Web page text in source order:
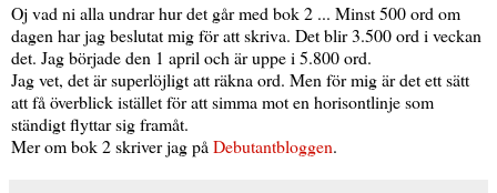
Oj vad ni alla undrar hur det går med bok 2 ... Minst 500 ord om
dagen har jag beslutat mig för att skriva. Det blir 3.500 ord i veckan
det. Jag började den 1 april och är uppe i 5.800 ord.
Jag vet, det är superlöjligt att räkna ord. Men för mig är det ett sätt
att få överblick istället för att simma mot en horisontlinje som
ständigt flyttar sig framåt.
Mer om bok 2 skriver jag på Debutantbloggen.